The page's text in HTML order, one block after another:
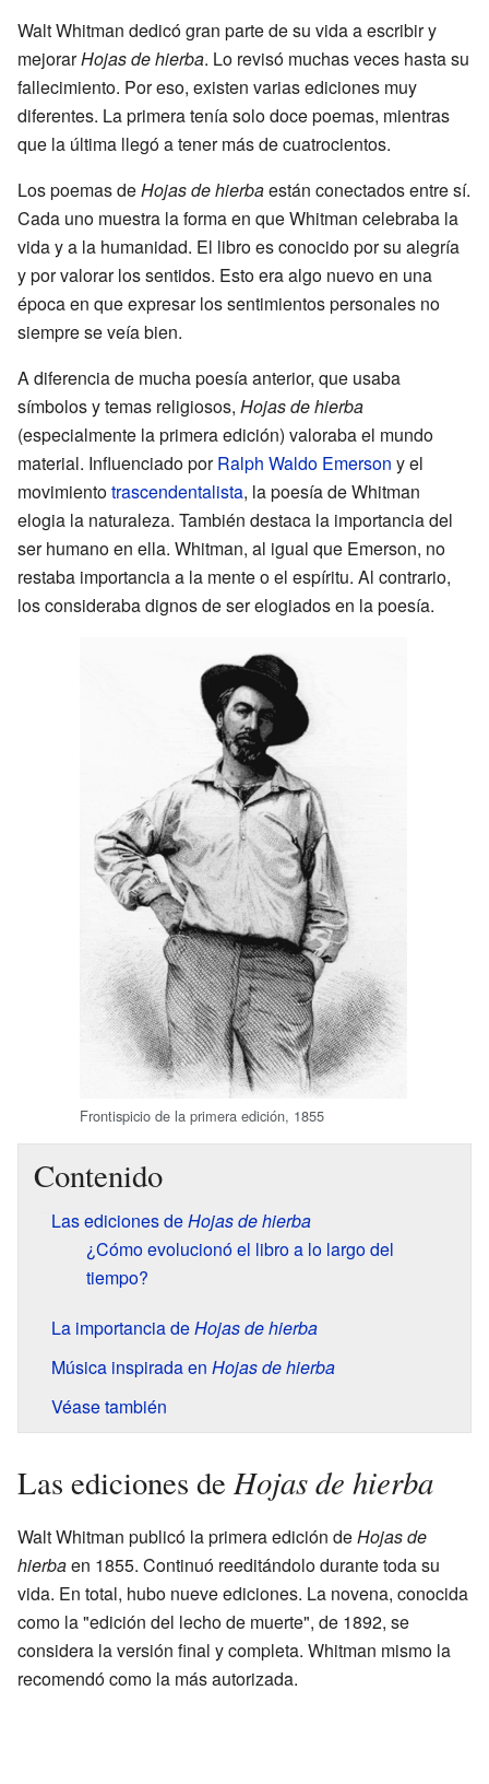
Walt Whitman dedicó gran parte de su vida a escribir y
mejorarHojas de hierba. Lo revisó muchas veces hasta su
fallecimiento. Por eso, existen varias ediciones muy
diferentes. La primera tenía solo doce poemas, mientras
que la última llegó a tener más de cuatrocientos.
Los poemas deHojas de hierbaestán conectados entre sí.
Cada uno muestra la forma en que Whitman celebraba la
vida y a la humanidad. El libro es conocido por su alegría
y por valorar los sentidos. Esto era algo nuevo en una
época en que expresar los sentimientos personales no
siempre se veía bien.
A diferencia de mucha poesía anterior, que usaba
símbolos y temas religiosos, Hojas de hierba
(especialmente la primera edición) valoraba el mundo
material. Influenciado porRalph Waldo Emerson y el
movimientotrascendentalista, la poesía de Whitman
elogia la naturaleza. También destaca la importancia del
ser humano en ella. Whitman, al igual que Emerson, no
restaba importancia a la mente o el espíritu. Al contrario,
los consideraba dignos de ser elogiados en la poesía.
Frontispicio de la primera edición, 1855
Contenido
Las ediciones deHojas de hierba
¿Cómo evolucionó el libro a lo largo del
tiempo?
La importancia deHojas de hierba
Música inspirada en Hojas de hierba
Véase también
Las ediciones deHojas de hierba
Walt Whitman publicó la primera edición deHojas de
hierbaen 1855. Continuó reeditándolo durante toda su
vida. En total, hubo nueve ediciones. La novena, conocida
como la "edición del lecho de muerte", de 1892, se
considera la versión final y completa. Whitman mismo la
recomendó como la más autorizada.